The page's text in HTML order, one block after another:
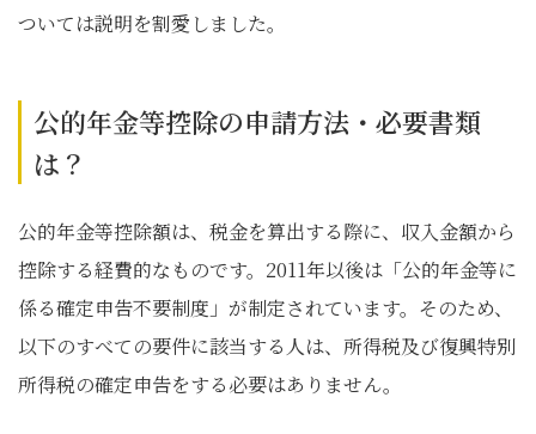
ついては説明を割愛しました。
公的年金等控除の申請方法・必要書類
は？
公的年金等控除額は、税金を算出する際に、収入金額から
控除する経費的なものです。2011年以後は「公的年金等に
係る確定申告不要制度」が制定されています。そのため、
以下のすべての要件に該当する人は、所得税及び復興特別
所得税の確定申告をする必要はありません。